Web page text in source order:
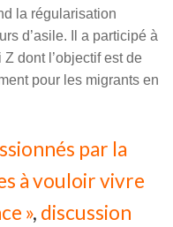
la régularisation
d’asile. Il a participé à
dont l’objectif est de
pour les migrants en
par la
à vouloir vivre
», discussion